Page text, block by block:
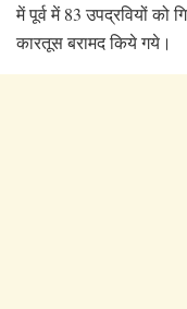
में पूर्व में 83 उपद्रवियों
कारतूस बरामद किये गये।